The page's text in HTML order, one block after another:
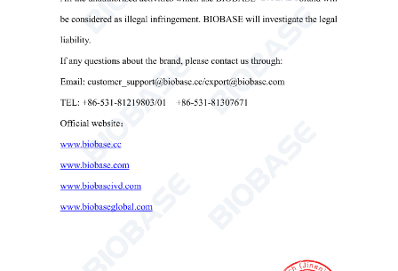
Name: BIOBASE PTE LTD Adresse: 112 ROBINSON ROAD, #03-
01, ROBINSON 112, SINGAPUR 068902 Tel.: +86 17860638202
BIOBASE-Niederlassung in Kasachstan
Hinzufügen: Republik Kasachstan, Almaty, Bezirk Bostandyk,
Al-Farabi Avenue, BC „Nurly Tau“, 19 k3B. 5. Stock, Büro 11.
Tel:+7（775）7316257
BIOBASE Indien-Niederlassung
Nagar, Jalahalli, Bangalore – 560013 KA Tel: +86 18853102816